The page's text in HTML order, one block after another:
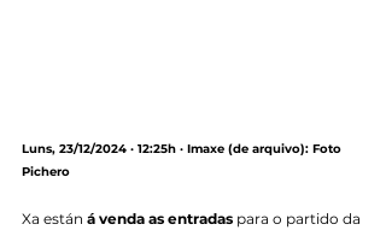
Luns, 23/12/2024 · 12:25h · Imaxe (de arquivo): Foto
Pichero
Xa están á venda as entradas para o partido da